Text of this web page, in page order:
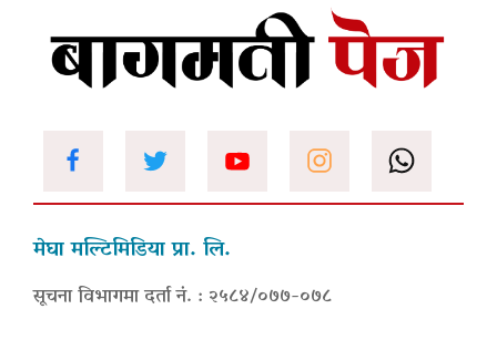
मेघा मल्टिमिडिया प्रा. लि.
सूचना विभागमा दर्ता नं. : २५८४/०७७-०७८